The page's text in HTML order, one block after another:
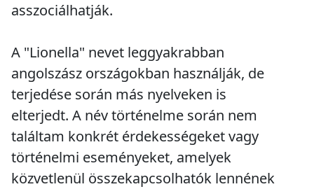
asszociálhatják.
A "Lionella" nevet leggyakrabban
angolszász országokban használják, de
terjedése során más nyelveken is
elterjedt. A név történelme során nem
találtam konkrét érdekességeket vagy
történelmi eseményeket, amelyek
közvetlenül összekapcsolhatók lennének